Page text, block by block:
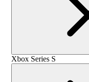
Xbox Series S